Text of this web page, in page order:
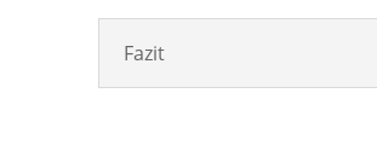
Fazit